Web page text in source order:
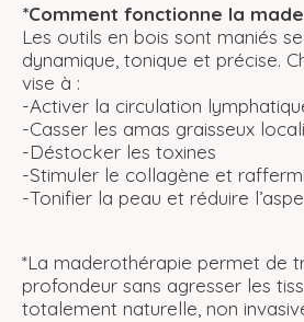
*Comment fonctionne la
Les outils en bois sont maniés
dynamique, tonique et précise.
vise à :
-Activer la circulation
-Casser les amas graisseux
-Déstocker les toxines
-Stimuler le collagène et
-Tonifier la peau et réduire
*La maderothérapie permet de
profondeur sans agresser les
totalement naturelle, non